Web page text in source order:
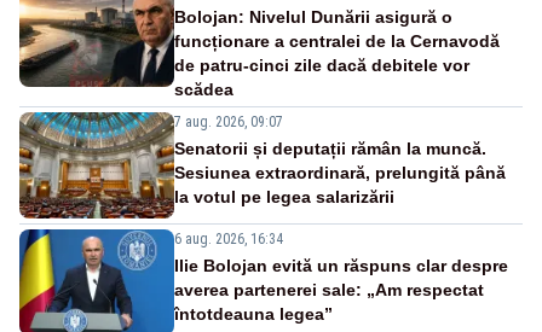
Bolojan: Nivelul Dunării asigură o
funcționare a centralei de la Cernavodă
de patru-cinci zile dacă debitele vor
scădea
7 aug. 2026, 09:07
Senatorii și deputații rămân la muncă.
Sesiunea extraordinară, prelungită până
la votul pe legea salarizării
6 aug. 2026, 16:34
Ilie Bolojan evită un răspuns clar despre
averea partenerei sale: „Am respectat
întotdeauna legea”